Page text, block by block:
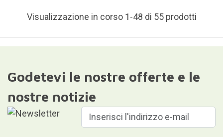
Visualizzazione in corso 1-48 di 55 prodotti
Godetevi le nostre offerte e le
nostre notizie